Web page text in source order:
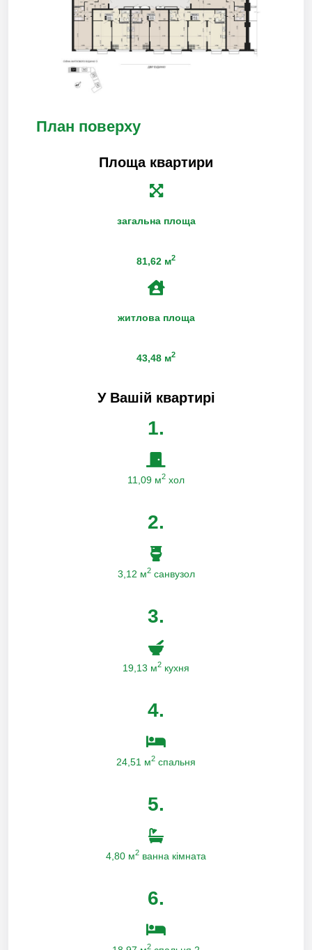
План поверху
Площа квартири
загальна площа
81,62 м2
житлова площа
43,48 м2
У Вашій квартирі
1.
11,09 м2 хол
2.
3,12 м2санвузол
3.
19,13 м2 кухня
4.
24,51 м2 спальня
5.
4,80 м2 ванна кімната
6.
2